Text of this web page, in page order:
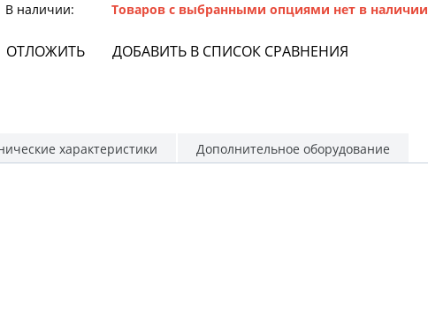
В наличии: Товаров с выбранными опциями нет в наличии
ОТЛОЖИТЬ ДОБАВИТЬ В СПИСОК СРАВНЕНИЯ
характеристики Дополнительное оборудование